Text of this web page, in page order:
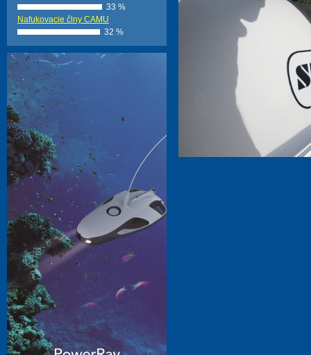
33 %
Nafukovacie člny CAMU
32 %